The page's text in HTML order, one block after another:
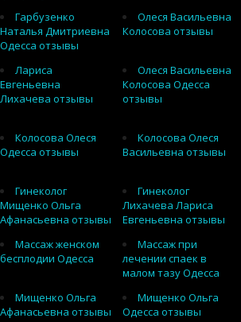
Гарбузенко
Наталья Дмитриевна
Одесса отзывы
Олеся Васильевна
Колосова отзывы
Лариса
Евгеньевна
Лихачева отзывы
Олеся Васильевна
Колосова Одесса
отзывы
Колосова Олеся
Одесса отзывы
Колосова Олеся
Васильевна отзывы
Гинеколог
Мищенко Ольга
Афанасьевна отзывы
Гинеколог
Лихачева Лариса
Евгеньевна отзывы
Массаж женском
бесплодии Одесса
Массаж при
лечении спаек в
малом тазу Одесса
Мищенко Ольга
Афанасьевна отзывы
Мищенко Ольга
Одесса отзывы